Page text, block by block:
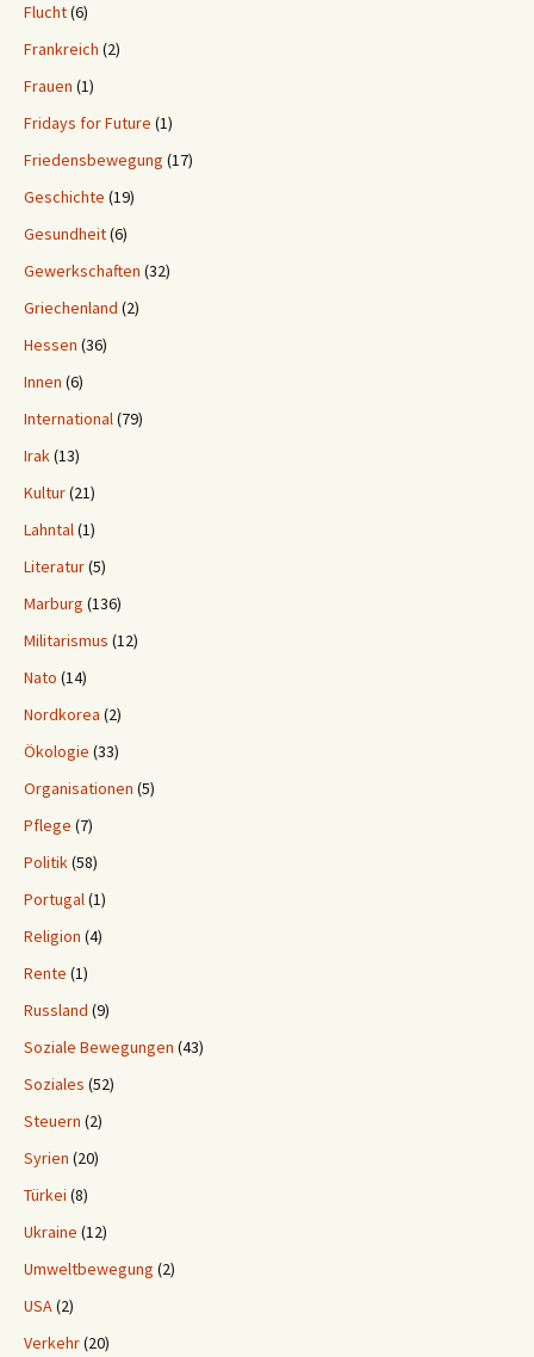
Flucht(6)
Frankreich (2)
Frauen (1)
Fridays for Future (1)
Friedensbewegung (17)
Geschichte (19)
Gesundheit(6)
Gewerkschaften (32)
Griechenland (2)
Hessen (36)
Innen (6)
International(79)
Irak(13)
Kultur(21)
Lahntal(1)
Literatur(5)
Marburg (136)
Militarismus (12)
Nato (14)
Nordkorea (2)
Ökologie (33)
Organisationen (5)
Pflege (7)
Politik(58)
Portugal(1)
Religion (4)
Rente (1)
Russland (9)
Soziale Bewegungen (43)
Soziales (52)
Steuern (2)
Syrien (20)
Türkei (8)
Ukraine (12)
Umweltbewegung (2)
USA(2)
Verkehr(20)